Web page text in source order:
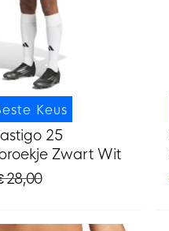
Keus
25
Zwart Wit
28,00